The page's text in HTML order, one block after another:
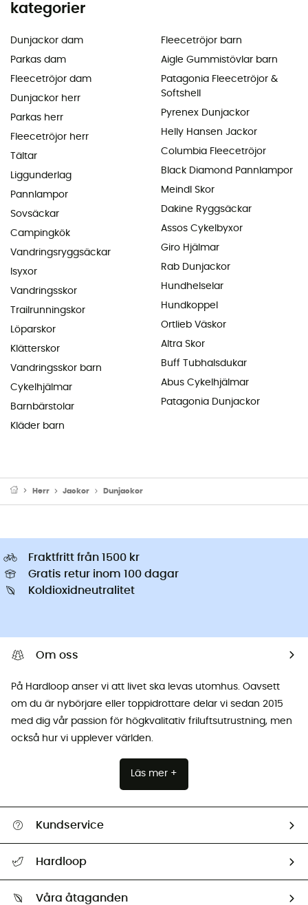
kategorier
Dunjackor dam
Parkas dam
Fleecetröjor dam
Dunjackor herr
Parkas herr
Fleecetröjor herr
Tältar
Liggunderlag
Pannlampor
Sovsäckar
Campingkök
Vandringsryggsäckar
Isyxor
Vandringsskor
Trailrunningskor
Löparskor
Klätterskor
Vandringsskor barn
Cykelhjälmar
Barnbärstolar
Kläder barn
Fleecetröjor barn
Aigle Gummistövlar barn
Patagonia Fleecetröjor &
Softshell
Pyrenex Dunjackor
Helly Hansen Jackor
Columbia Fleecetröjor
Black Diamond Pannlampor
Meindl Skor
Dakine Ryggsäckar
Assos Cykelbyxor
Giro Hjälmar
Rab Dunjackor
Hundhelselar
Hundkoppel
Ortlieb Väskor
Altra Skor
Buff Tubhalsdukar
Abus Cykelhjälmar
Patagonia Dunjackor
Herr Jackor Dunjackor
Fraktfritt från 1500 kr
Gratis retur inom 100 dagar
Koldioxidneutralitet
Om oss
På Hardloop anser vi att livet ska levas utomhus. Oavsett
om du är nybörjare eller toppidrottare delar vi sedan 2015
med dig vår passion för högkvalitativ friluftsutrustning, men
också hur vi upplever världen.
Läs mer +
Kundservice
Retur & återbetalning
Hardloop
Våra åtaganden